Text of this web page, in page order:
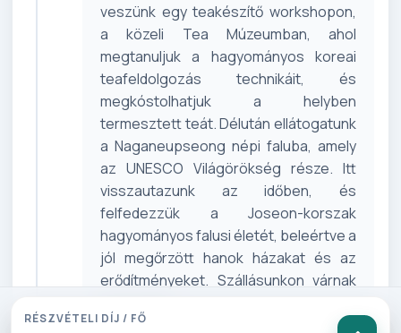
veszünk egy teakészítő workshopon,
a közeli Tea Múzeumban, ahol
megtanuljuk a hagyományos koreai
teafeldolgozás technikáit, és
megkóstolhatjuk a helyben
termesztett teát. Délután ellátogatunk
a Naganeupseong népi faluba, amely
az UNESCO Világörökség része. Itt
visszautazunk az időben, és
felfedezzük a Joseon-korszak
hagyományos falusi életét, beleértve a
jól megőrzött hanok házakat és az
erődítményeket. Szállásunkon várnak
RÉSZVÉTELI DÍJ / FŐ